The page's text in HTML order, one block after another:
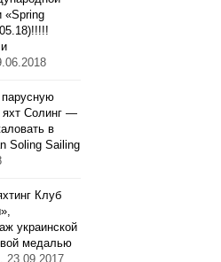
«Spring
яхт Солинг —
в
Soling Sailing
Клуб
украинской
медалью
23.09.2017